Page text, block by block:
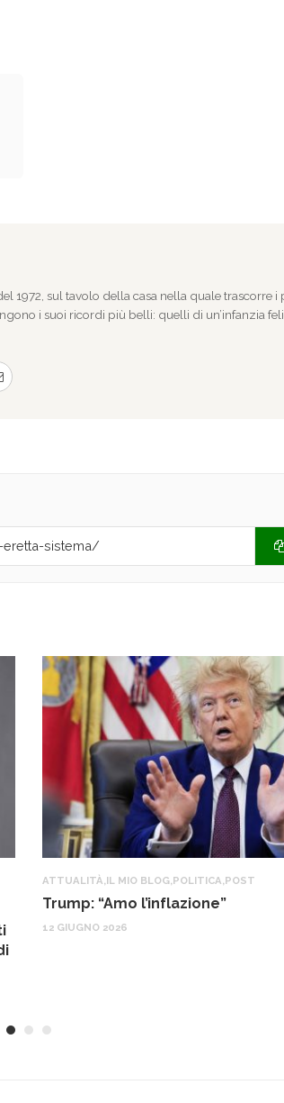
1972, sul tavolo della casa nella quale trascorre i
i suoi ricordi più belli: quelli di un’infanzia
ATTUALITÀ IL MIO BLOG POLITICA POST
Trump: “Amo l’inflazione”
12 GIUGNO 2026